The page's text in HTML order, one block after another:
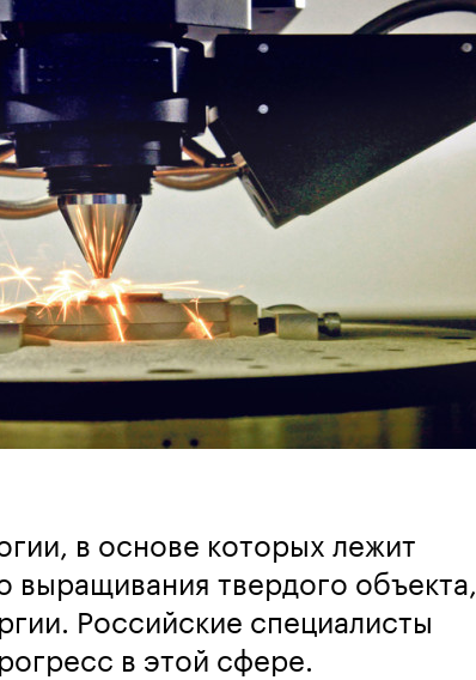
в основе которых лежит
выращивания твердого объекта,
Российские специалисты
в этой сфере.